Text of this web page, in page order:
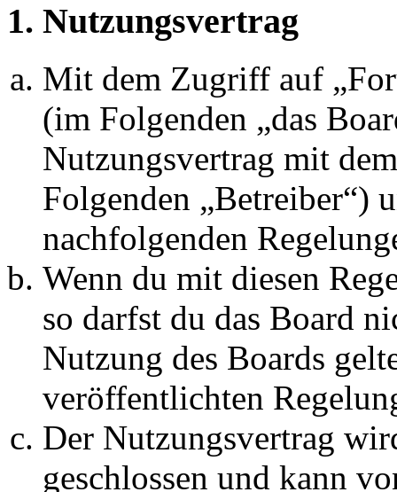
1. Nutzungsvertrag
Mit dem Zugriff auf
(im Folgenden „das
Nutzungsvertrag mit
Folgenden „Betreiber“)
nachfolgenden
Wenn du mit diesen
so darfst du das Board
Nutzung des Boards
veröffentlichten
Der Nutzungsvertrag
geschlossen und kann